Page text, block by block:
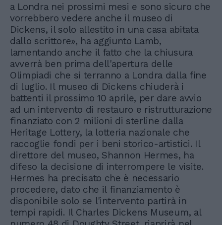
a Londra nei prossimi mesi e sono sicuro che
vorrebbero vedere anche il museo di
Dickens, il solo allestito in una casa abitata
dallo scrittore», ha aggiunto Lamb,
lamentando anche il fatto che la chiusura
avverrà ben prima dell'apertura delle
Olimpiadi che si terranno a Londra dalla fine
di luglio. Il museo di Dickens chiuderà i
battenti il prossimo 10 aprile, per dare avvio
ad un intervento di restauro e ristrutturazione
finanziato con 2 milioni di sterline dalla
Heritage Lottery, la lotteria nazionale che
raccoglie fondi per i beni storico-artistici. Il
direttore del museo, Shannon Hermes, ha
difeso la decisione di interrompere le visite.
Hermes ha precisato che è necessario
procedere, dato che il finanziamento è
disponibile solo se l'intervento partirà in
tempi rapidi. Il Charles Dickens Museum, al